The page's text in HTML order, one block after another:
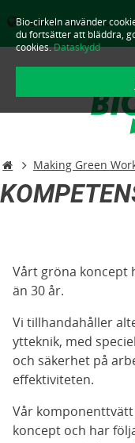
Bio-cirkeln använder
du fortsätter att bläddra,
cookies.Dataskydd
SVERIGE - SVENSKA
Making Green
Vårt gröna koncept
än 30 år.
Vi tillhandahåller
ytteknik, med
och säkerhet på
effektiviteten.
Vår komponenttvätt
koncept och har